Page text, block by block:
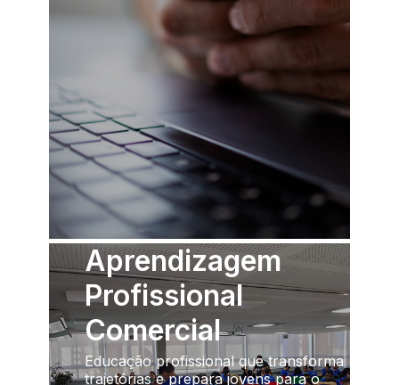
Aprendizagem
Profissional
Comercial
Educação profissional que transforma
trajetórias e prepara jovens para o